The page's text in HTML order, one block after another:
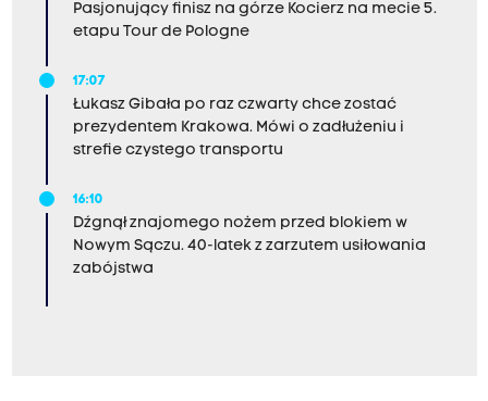
Pasjonujący finisz na górze Kocierz na mecie 5.
etapu Tour de Pologne
17:07
Łukasz Gibała po raz czwarty chce zostać
prezydentem Krakowa. Mówi o zadłużeniu i
strefie czystego transportu
16:10
Dźgnął znajomego nożem przed blokiem w
Nowym Sączu. 40-latek z zarzutem usiłowania
zabójstwa